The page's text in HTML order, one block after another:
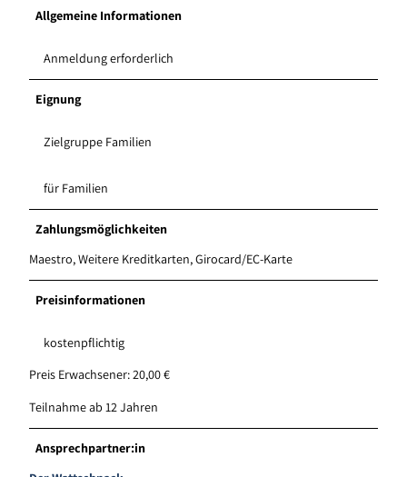
Allgemeine Informationen
Anmeldung erforderlich
Eignung
Zielgruppe Familien
für Familien
Zahlungsmöglichkeiten
Maestro, Weitere Kreditkarten, Girocard/EC-Karte
Preisinformationen
kostenpflichtig
Preis Erwachsener: 20,00 €
Teilnahme ab 12 Jahren
Ansprechpartner:in